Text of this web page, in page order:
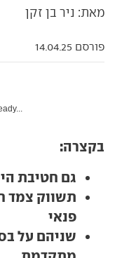
מאת: ניר בן זקן
פורסם 14.04.25
בקצרה:
גם חטיבת
תשווק צמד
פנאי
שניהם על